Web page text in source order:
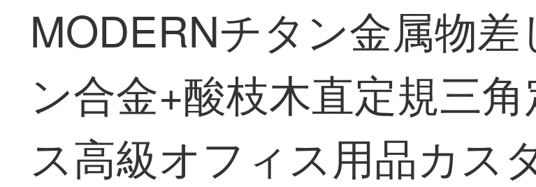
MODERNチタン金属物
ン合金+酸枝木直定規三
ス高級オフィス用品カス